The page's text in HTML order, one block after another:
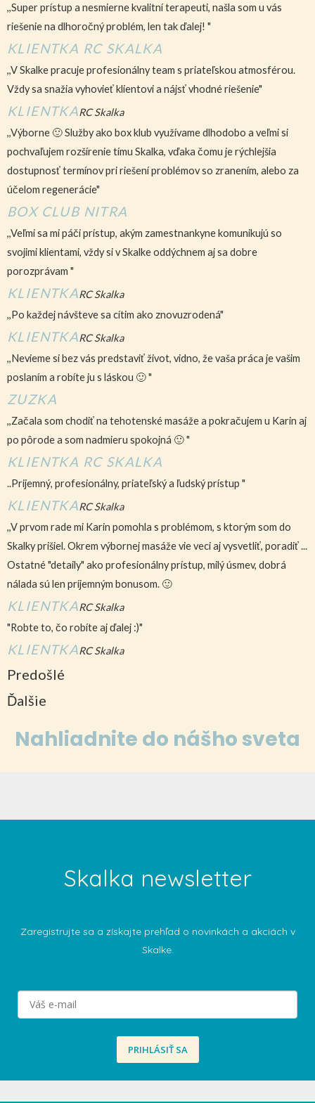
,,Super prístup a nesmierne kvalitní terapeuti, našla som u vás
riešenie na dlhoročný problém, len tak ďalej! "
KLIENTKA RC SKALKA
,,V Skalke pracuje profesionálny team s priateľskou atmosférou.
Vždy sa snažia vyhovieť klientovi a nájsť vhodné riešenie"
KLIENTKARC Skalka
,,Výborne 🙂 Služby ako box klub využívame dlhodobo a veľmi si
pochvaľujem rozšírenie tímu Skalka, vďaka čomu je rýchlejšia
dostupnosť termínov pri riešení problémov so zranením, alebo za
účelom regenerácie"
BOX CLUB NITRA
,,Veľmi sa mi páči prístup, akým zamestnankyne komunikujú so
svojimi klientami, vždy si v Skalke oddýchnem aj sa dobre
porozprávam "
KLIENTKARC Skalka
,,Po každej návšteve sa cítim ako znovuzrodená"
KLIENTKARC Skalka
,,Nevieme si bez vás predstaviť život, vidno, že vaša práca je vašim
poslaním a robíte ju s láskou 🙂 "
ZUZKA
,,Začala som chodiť na tehotenské masáže a pokračujem u Karin aj
po pôrode a som nadmieru spokojná 🙂 "
KLIENTKA RC SKALKA
..Prijemný, profesionálny, priateľský a ľudský prístup "
KLIENTKARC Skalka
,,V prvom rade mi Karin pomohla s problémom, s ktorým som do
Skalky prišiel. Okrem výbornej masáže vie veci aj vysvetliť, poradiť ...
Ostatné "detaily" ako profesionálny prístup, milý úsmev, dobrá
nálada sú len príjemným bonusom. 🙂
KLIENTKARC Skalka
"Robte to, čo robíte aj ďalej :)"
KLIENTKARC Skalka
Predošlé
Ďalšie
Nahliadnite do nášho sveta
Skalka newsletter
Zaregistrujte sa a získajte prehľad o novinkách a akciách v
Skalke.
PRIHLÁSIŤ SA